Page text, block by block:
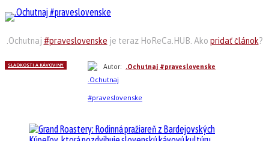
.Ochutnaj #praveslovenske je teraz HoReCa.HUB. Ako pridať článok?
SLADKOSTI A KÁVOVINY Autor: .Ochutnaj #praveslovenske
Facebook